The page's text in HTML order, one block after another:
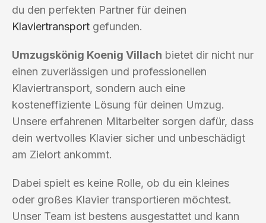
du den perfekten Partner für deinen
Klaviertransport gefunden.
Umzugskönig Koenig Villach bietet dir nicht nur
einen zuverlässigen und professionellen
Klaviertransport, sondern auch eine
kosteneffiziente Lösung für deinen Umzug.
Unsere erfahrenen Mitarbeiter sorgen dafür, dass
dein wertvolles Klavier sicher und unbeschädigt
am Zielort ankommt.
Dabei spielt es keine Rolle, ob du ein kleines
oder großes Klavier transportieren möchtest.
Unser Team ist bestens ausgestattet und kann